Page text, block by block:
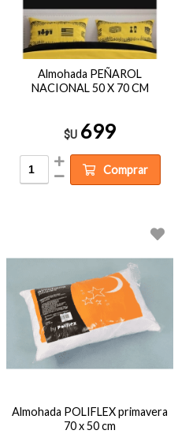
Almohada PEÑAROL
NACIONAL 50 X 70 CM
$U 699
Comprar
Almohada POLIFLEX primavera
70 x 50 cm